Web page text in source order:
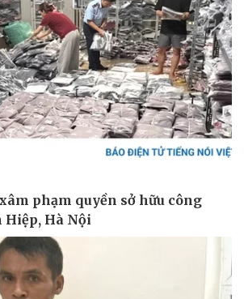
Quân sự - Quốc phòng
Vũ khí
Phân tích